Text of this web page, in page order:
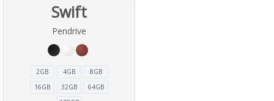
Swift
Pendrive
2GB 4GB
8GB
16GB
32GB
64GB